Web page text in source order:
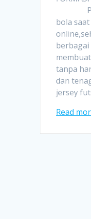
bola
tanpa
dan
jersey
Read